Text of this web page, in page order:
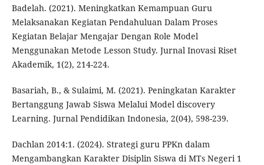
Badelah. (2021). Meningkatkan Kemampuan Guru
Melaksanakan Kegiatan Pendahuluan Dalam Proses
Kegiatan Belajar Mengajar Dengan Role Model
Menggunakan Metode Lesson Study. Jurnal Inovasi Riset
Akademik, 1(2), 214-224.
Basariah, B., & Sulaimi, M. (2021). Peningkatan Karakter
Bertanggung Jawab Siswa Melalui Model discovery
Learning. Jurnal Pendidikan Indonesia, 2(04), 598-239.
Dachlan 2014:1. (2024). Strategi guru PPKn dalam
Mengambangkan Karakter Disiplin Siswa di MTs Negeri 1